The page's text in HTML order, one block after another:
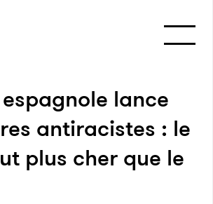
lance
antiracistes : le
plus cher que le